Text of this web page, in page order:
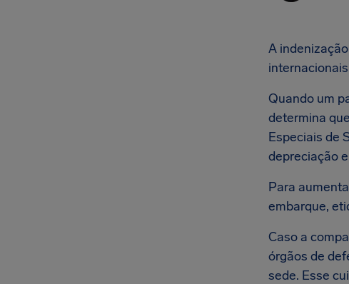
A
Quando um
determina
Especiais de
depreciação
Para
embarque,
Caso a
órgãos de
sede. Esse